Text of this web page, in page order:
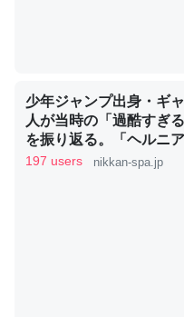
論文では「淡水はカルシ
利だから両方が拮抗して
いる鋏角類（カブトガニ
ずキチンを強化してる筈
─ニュース :: 【研究発表】昆
少年ジャンプ出身・ギ
人が当時の「過酷すぎ
を振り返る。「ヘルニ
も原稿は落とさない」ス
197 users nikkan-spa.jp